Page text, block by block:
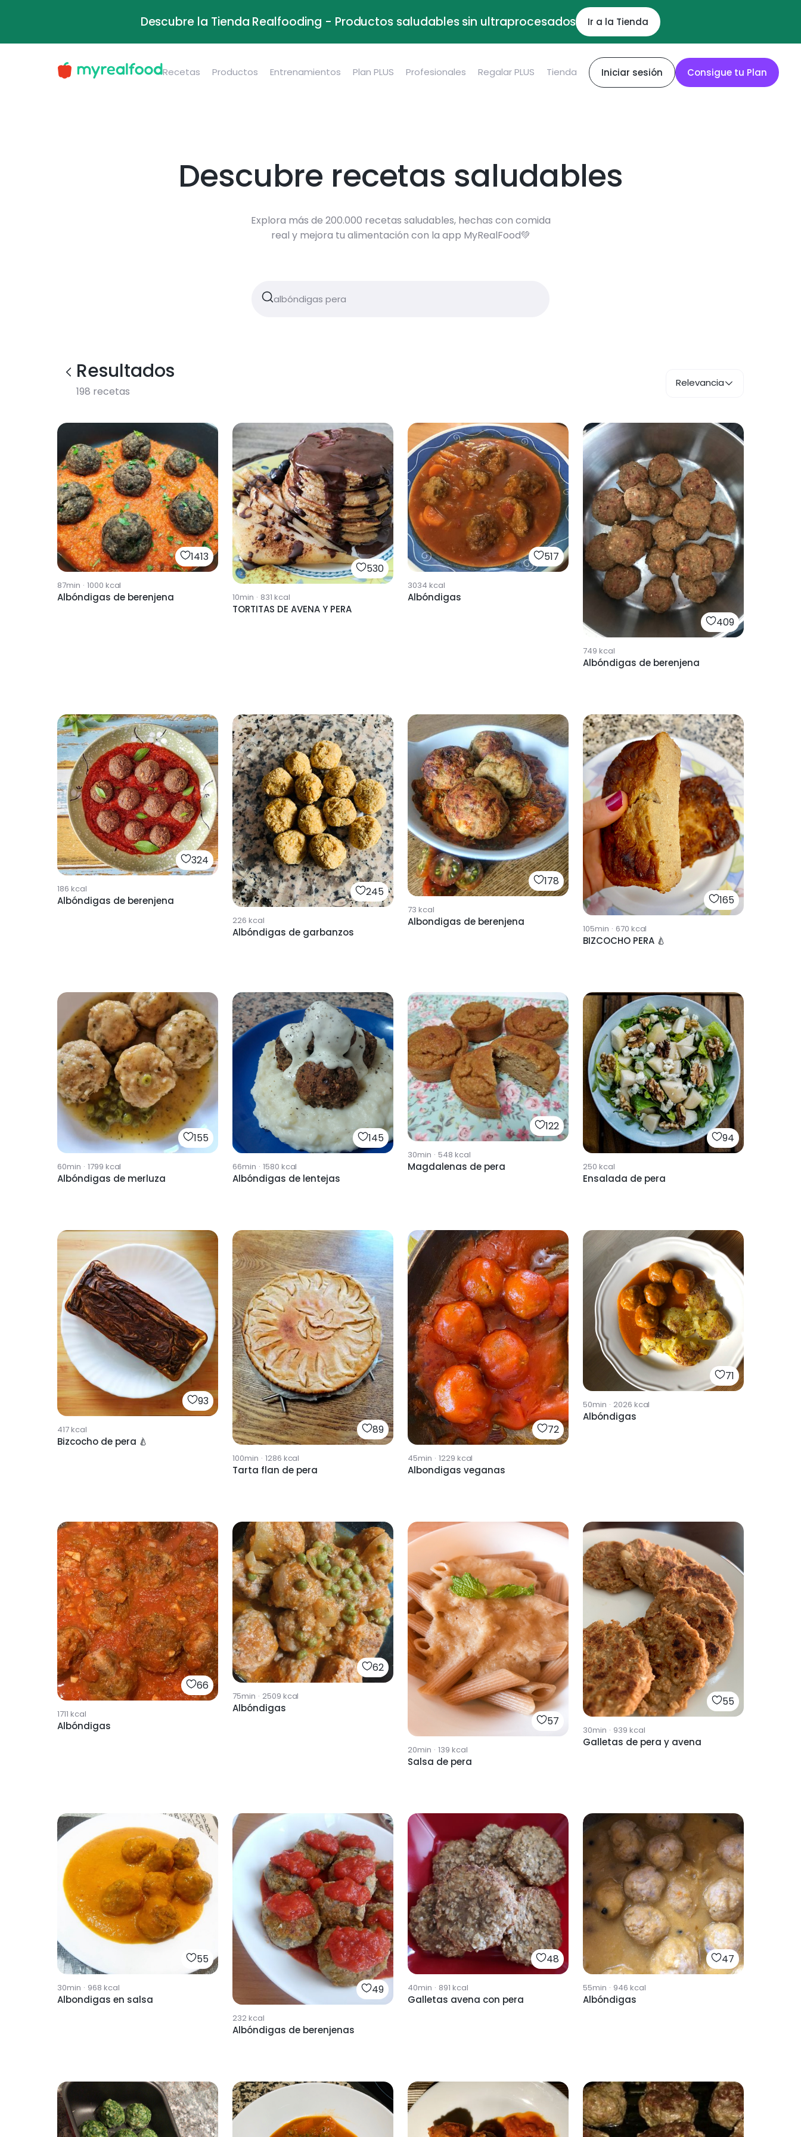
Descubre la Tienda Realfooding - Productos saludables sin ultraprocesados Ir a la Tienda
Recetas Productos Entrenamientos Plan PLUS Profesionales Regalar PLUS Tienda Iniciar sesión Consigue tu Plan
Descubre recetas saludables
Explora más de 200.000 recetas saludables, hechas con comida
real y mejora tu alimentación con la app MyRealFood💚
Resultados
198 recetas
Relevancia
1413
87min · 1000 kcal
Albóndigas de berenjena
530
10min · 831 kcal
TORTITAS DE AVENA Y PERA
517
3034 kcal
Albóndigas
409
749 kcal
Albóndigas de berenjena
324
186 kcal
Albóndigas de berenjena
245
226 kcal
Albóndigas de garbanzos
178
73 kcal
Albondigas de berenjena
165
105min · 670 kcal
BIZCOCHO PERA 🍐
155
60min · 1799 kcal
Albóndigas de merluza
145
66min · 1580 kcal
Albóndigas de lentejas
122
30min · 548 kcal
Magdalenas de pera
94
250 kcal
Ensalada de pera
93
417kcal
Bizcocho de pera 🍐
89
100min · 1286 kcal
Tarta flan de pera
72
45min · 1229 kcal
Albondigas veganas
71
50min · 2026 kcal
Albóndigas
66
1711 kcal
Albóndigas
62
75min · 2509 kcal
Albóndigas
57
20min · 139 kcal
Salsa de pera
55
30min · 939 kcal
Galletas de pera y avena
55
30min · 968 kcal
Albondigas en salsa
49
232kcal
Albóndigas de berenjenas
48
40min · 891 kcal
Galletas avena con pera
47
55min · 946 kcal
Albóndigas